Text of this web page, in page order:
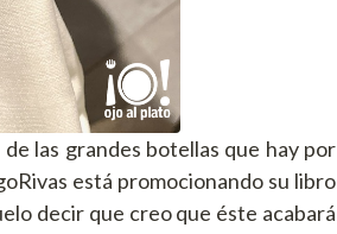
las grandes botellas que hay por
está promocionando su libro
decir que creo que éste acabará